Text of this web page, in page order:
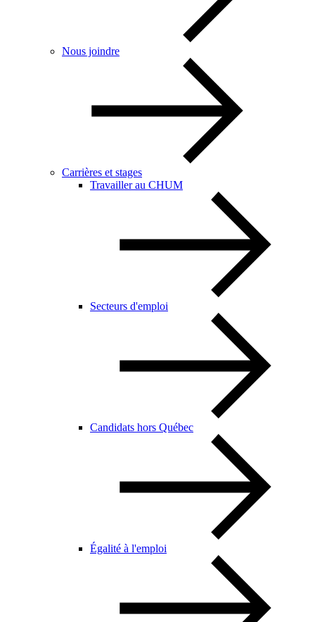
Nous joindre
Carrières et stages
Travailler au CHUM
Secteurs d'emploi
Candidats hors Québec
Égalité à l'emploi